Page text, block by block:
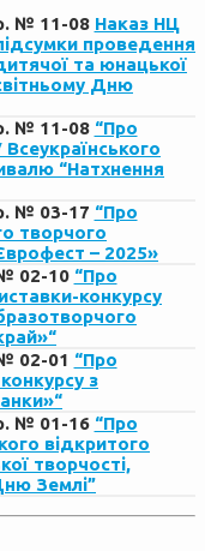
№ 11-08 Наказ НЦ
проведення
та юнацької
Дню
№ 11-08 “Про
“Натхнення
№ 03-17 “Про
творчого
– 2025»
02-10 “Про
конкурсу
02-01 “Про
з
№ 01-16 “Про
відкритого
творчості,
Землі”